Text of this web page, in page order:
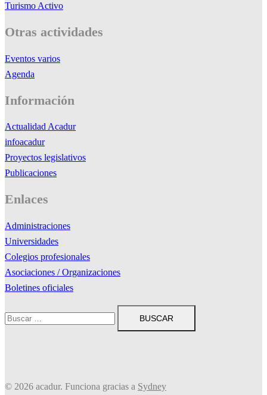
Turismo Activo
Otras actividades
Eventos varios
Agenda
Información
Actualidad Acadur
infoacadur
Proyectos legislativos
Publicaciones
Enlaces
Administraciones
Universidades
Colegios profesionales
Asociaciones / Organizaciones
Boletines oficiales
Buscar:
© 2026 acadur. Funciona gracias a Sydney